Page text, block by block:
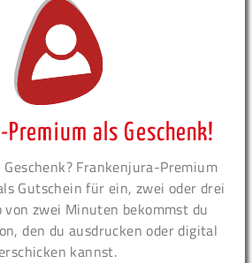
als Geschenk!
Frankenjura-Premium
Gutschein für ein, zwei oder drei
von zwei Minuten bekommst du
den du ausdrucken oder digital
kannst.